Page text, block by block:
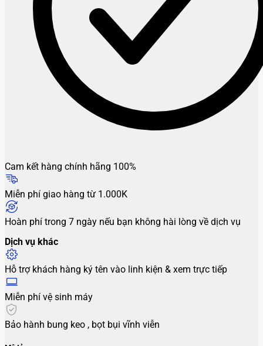
Cam kết hàng chính hãng 100%
Miễn phí giao hàng từ 1.000K
Hoàn phí trong 7 ngày nếu bạn không hài lòng về dịch vụ
Dịch vụ khác
Hỗ trợ khách hàng ký tên vào linh kiện & xem trực tiếp
Miễn phí vệ sinh máy
Bảo hành bung keo , bọt bụi vĩnh viễn